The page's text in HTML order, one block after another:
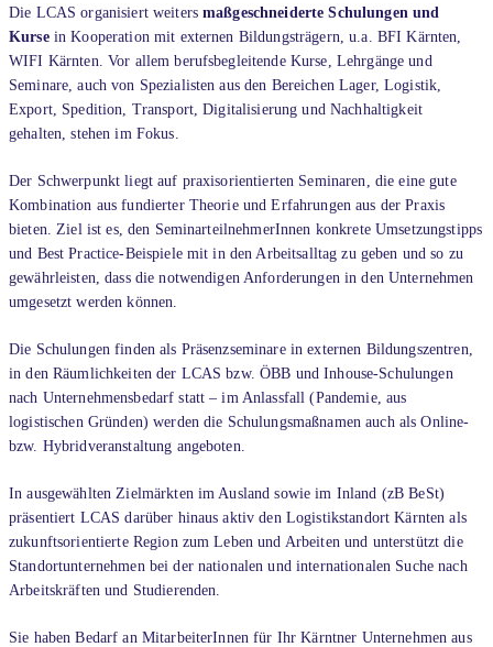
Die LCAS organisiert weitersmaßgeschneiderte Schulungen und
Kursein Kooperation mit externen Bildungsträgern, u.a. BFI Kärnten,
WIFI Kärnten. Vor allem berufsbegleitende Kurse, Lehrgänge und
Seminare, auch von Spezialisten aus den Bereichen Lager, Logistik,
Export, Spedition, Transport, Digitalisierung und Nachhaltigkeit
gehalten, stehen im Fokus.
Der Schwerpunkt liegt auf praxisorientierten Seminaren, die eine gute
Kombination aus fundierter Theorie und Erfahrungen aus der Praxis
bieten. Ziel ist es, den SeminarteilnehmerInnen konkrete Umsetzungstipps
und Best Practice-Beispiele mit in den Arbeitsalltag zu geben und so zu
gewährleisten, dass die notwendigen Anforderungen in den Unternehmen
umgesetzt werden können.
Die Schulungen finden als Präsenzseminare in externen Bildungszentren,
in den Räumlichkeiten der LCAS bzw. ÖBB und Inhouse-Schulungen
nach Unternehmensbedarf statt – im Anlassfall (Pandemie, aus
logistischen Gründen) werden die Schulungsmaßnamen auch als Online-
bzw. Hybridveranstaltung angeboten.
In ausgewählten Zielmärkten im Ausland sowie im Inland (zB BeSt)
präsentiert LCAS darüber hinaus aktiv den Logistikstandort Kärnten als
zukunftsorientierte Region zum Leben und Arbeiten und unterstützt die
Standortunternehmen bei der nationalen und internationalen Suche nach
Arbeitskräften und Studierenden.
Sie haben Bedarf an MitarbeiterInnen für Ihr Kärntner Unternehmen aus